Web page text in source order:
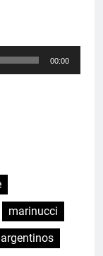
00:00
marinucci